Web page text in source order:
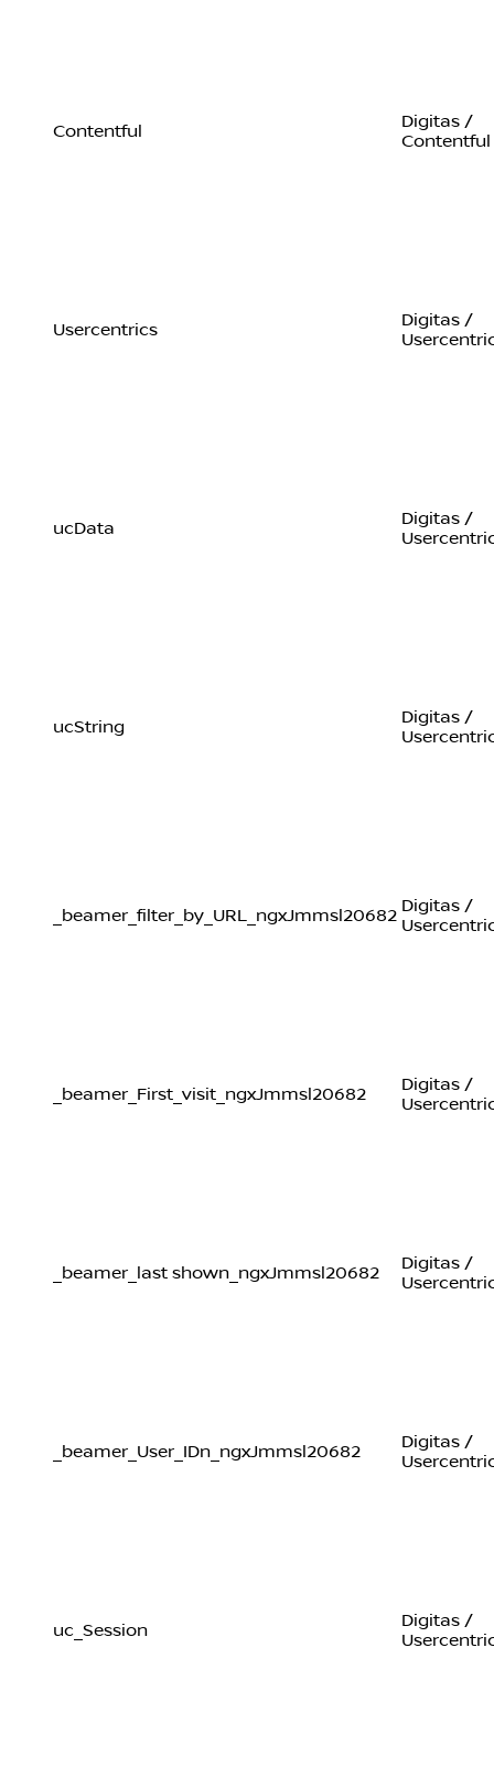
Contentful
Digitas /
Contentful
Usercentrics
Digitas /
ucData
Digitas /
ucString
Digitas /
_beamer_filter_by_URL_ngxJmmsl20682 Digitas /
_beamer_First_visit_ngxJmmsl20682
Digitas /
_beamer_last shown_ngxJmmsl20682
Digitas /
_beamer_User_IDn_ngxJmmsl20682
Digitas /
uc_Session
Digitas /